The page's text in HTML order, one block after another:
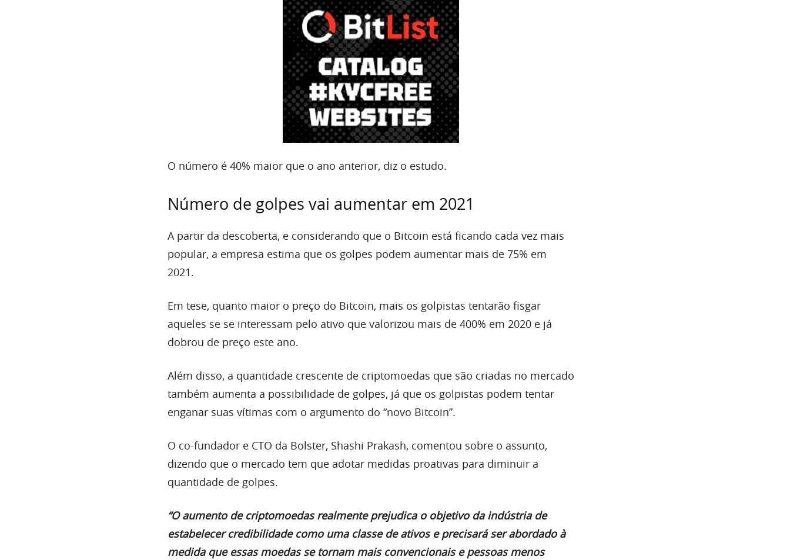
O número é 40% maior que o ano anterior, diz o estudo.
Número de golpes vai aumentar em 2021
A partir da descoberta, e considerando que o Bitcoin está ficando cada vez mais
popular, a empresa estima que os golpes podem aumentar mais de 75% em
2021.
Em tese, quanto maior o preço do Bitcoin, mais os golpistas tentarão fisgar
aqueles se se interessam pelo ativo que valorizou mais de 400% em 2020 e já
dobrou de preço este ano.
Além disso, a quantidade crescente de criptomoedas que são criadas no mercado
também aumenta a possibilidade de golpes, já que os golpistas podem tentar
enganar suas vítimas com o argumento do “novo Bitcoin”.
O co-fundador e CTO da Bolster, Shashi Prakash, comentou sobre o assunto,
dizendo que o mercado tem que adotar medidas proativas para diminuir a
quantidade de golpes.
“O aumento de criptomoedas realmente prejudica o objetivo da indústria de
estabelecer credibilidade como uma classe de ativos e precisará ser abordado à
medida que essas moedas se tornam mais convencionais e pessoas menos